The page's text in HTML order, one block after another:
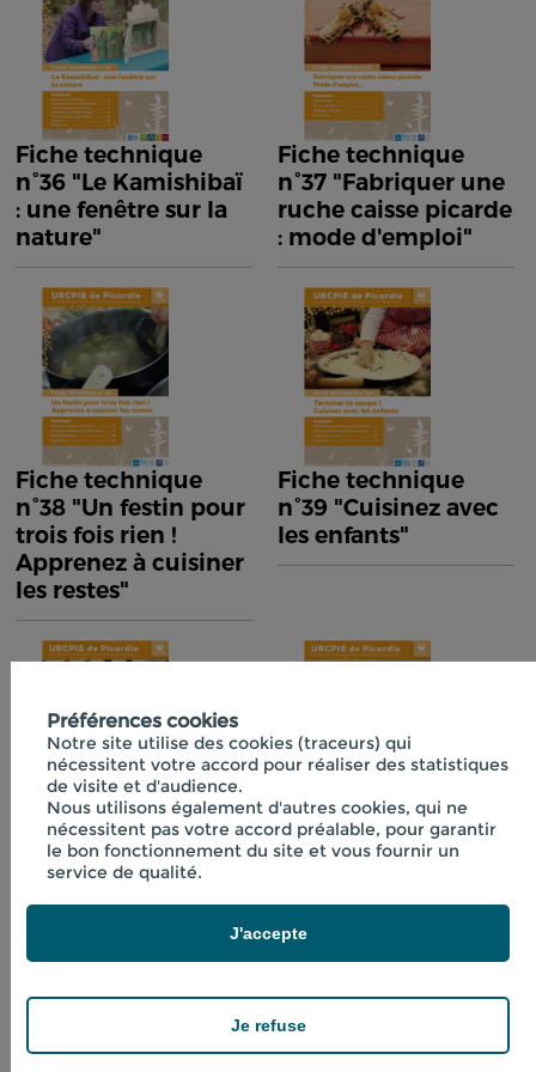
Fiche technique
n°36 "Le Kamishibaï
: une fenêtre sur la
nature"
Fiche technique
n°37 "Fabriquer une
ruche caisse picarde
: mode d'emploi"
Fiche technique
n°38 "Un festin pour
trois fois rien !
Apprenez à cuisiner
les restes"
Fiche technique
n°39 "Cuisinez avec
les enfants"
Fiche technique
n°40 "Initiation à la
lactofermentation"
Fiche technique
n°41 "Boissons
Préférences cookies
Notre site utilise des cookies (traceurs) qui
nécessitent votre accord pour réaliser des statistiques
de visite et d'audience.
Nous utilisons également d'autres cookies, qui ne
nécessitent pas votre accord préalable, pour garantir
le bon fonctionnement du site et vous fournir un
service de qualité.
Je refuse
J'accepte